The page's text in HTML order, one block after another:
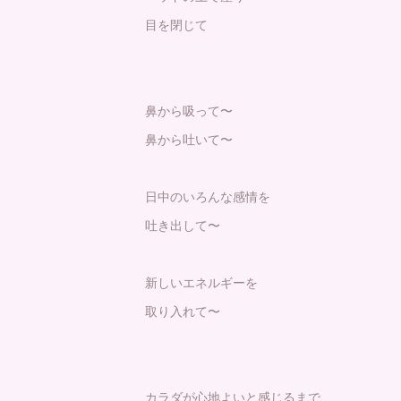
目を閉じて
鼻から吸って〜
鼻から吐いて〜
日中のいろんな感情を
吐き出して〜
新しいエネルギーを
取り入れて〜
カラダが心地よいと感じるまで